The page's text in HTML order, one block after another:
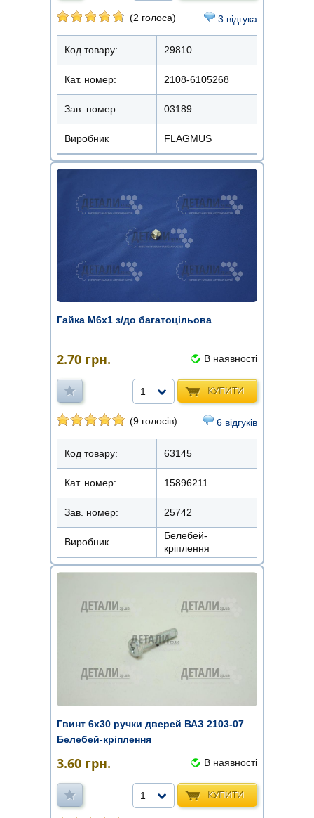
(2 голоса) 3 відгука
Код товару: 29810
Кат. номер: 2108-6105268
Зав. номер: 03189
Виробник FLAGMUS
Гайка М6х1 з/до багатоцільова
2.70 грн. В наявності
КУПИТИ
1
(9 голосів) 6 відгуків
Код товару: 63145
Кат. номер: 15896211
Зав. номер: 25742
Виробник
Белебей-
кріплення
Гвинт 6х30 ручки дверей ВАЗ 2103-07
Белебей-кріплення
3.60 грн. В наявності
КУПИТИ
1